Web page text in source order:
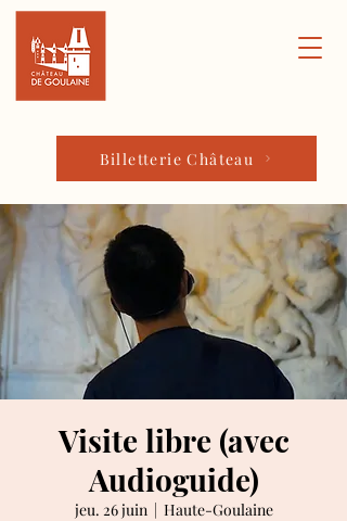
Billetterie Château
Visite libre (avec
Audioguide)
jeu. 26 juin
  |
Haute-Goulaine